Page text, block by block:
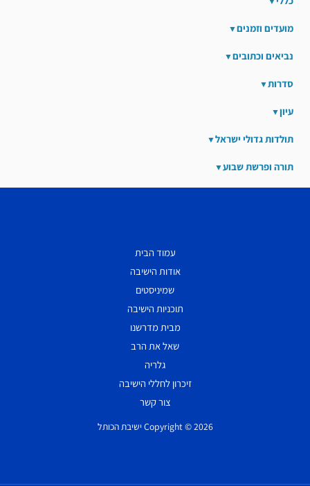
מועדים וזמנים
נביאים וכתובים
סדרות
עיון
תולדות גדולי ישראל
תורה ופרשת שבוע
עמוד הבית
אודות הישיבה
שמיניסטים
תוכניות הישיבה
מבית מדרשנו
שאל את הרב
גלריה
זיכרון לחללי הישיבה
צור קשר
Copyright © 2026 ישיבת הכותל